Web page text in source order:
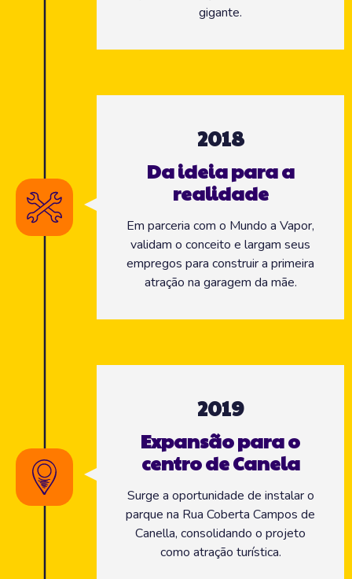
gigante.
2018
Da ideia para a
realidade
Em parceria com o Mundo a Vapor,
validam o conceito e largam seus
empregos para construir a primeira
atração na garagem da mãe.
2019
Expansão para o
centro de Canela
Surge a oportunidade de instalar o
parque na Rua Coberta Campos de
Canella, consolidando o projeto
como atração turística.